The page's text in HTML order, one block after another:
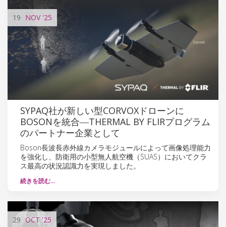
19 NOV'25
SYPAQ社が新しい型CORVOXドローンに
BOSONを統合―THERMAL BY FLIRプログラム
のパートナー企業として
Boson長波長赤外線カメラモジュールによって画像処理能力
を強化し、防衛用の小型無人航空機（SUAS）においてクラ
ス最高の状況認識力を実現しました。
続きを読む…
29 OCT '25